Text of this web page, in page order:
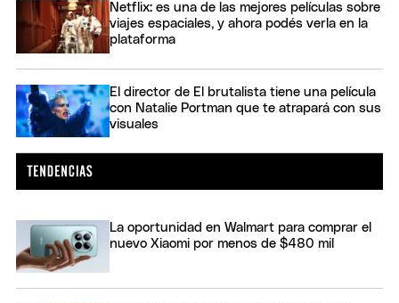
Netflix: es una de las mejores películas sobre
viajes espaciales, y ahora podés verla en la
plataforma
El director de El brutalista tiene una película
con Natalie Portman que te atrapará con sus
visuales
La oportunidad en Walmart para comprar el
nuevo Xiaomi por menos de $480 mil